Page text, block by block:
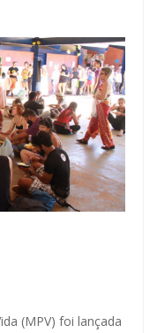
(MPV) foi lançada